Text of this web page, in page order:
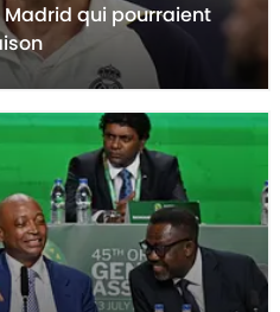
Madrid qui pourraient